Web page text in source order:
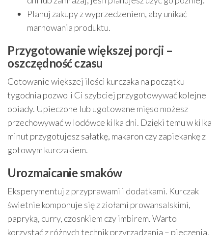
Planuj zakupy z wyprzedzeniem, aby unikać
marnowania produktu.
Przygotowanie większej porcji –
oszczędność czasu
Gotowanie większej ilości kurczaka na początku
tygodnia pozwoli Ci szybciej przygotowywać kolejne
obiady. Upieczone lub ugotowane mięso możesz
przechowywać w lodówce kilka dni. Dzięki temu w kilka
minut przygotujesz sałatkę, makaron czy zapiekankę z
gotowym kurczakiem.
Urozmaicanie smaków
Eksperymentuj z przyprawami i dodatkami. Kurczak
świetnie komponuje się z ziołami prowansalskimi,
papryką, curry, czosnkiem czy imbirem. Warto
korzystać z różnych technik przyrządzania – pieczenia,